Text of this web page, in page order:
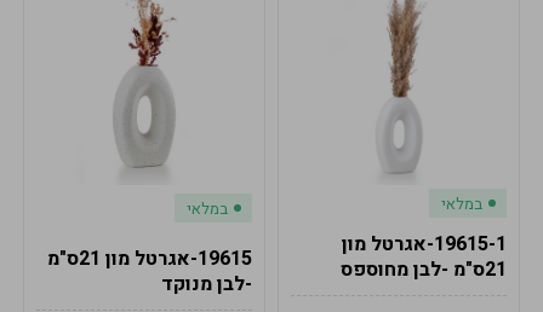
במלאי
19615-1-אגרטל מון
21ס"מ -לבן מחוספס
במלאי
19615-אגרטל מון 21ס"מ
-לבן מנוקד